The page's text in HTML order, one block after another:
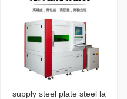
ng Non-Frosted Surface
Smooth Non-Fading
supply steel plate steel la